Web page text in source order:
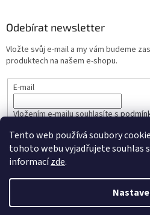
Tento web používá soubory
tohoto webu vyjadřujete souhlas
informacízde.
Odebírat newsletter
Vložte svůj e-mail a my vám budeme
produktech na našem e-shopu.
E-mail
Vložením e-mailu souhlasíte s
PŘIHLÁSIT SE
Vytvořil